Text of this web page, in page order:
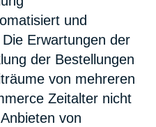
und
Erwartungen der
der Bestellungen
von mehreren
Zeitalter nicht
von